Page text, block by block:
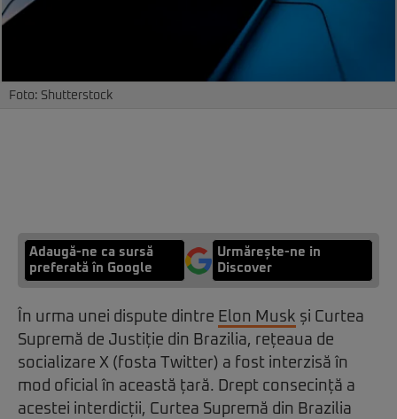
Foto: Shutterstock
Adaugă-ne ca sursă
preferată în Google
Urmărește-ne in
Discover
În urma unei dispute dintre Elon Musk și Curtea
Supremă de Justiție din Brazilia, rețeaua de
socializare X (fosta Twitter) a fost interzisă în
mod oficial în această țară. Drept consecință a
acestei interdicții, Curtea Supremă din Brazilia